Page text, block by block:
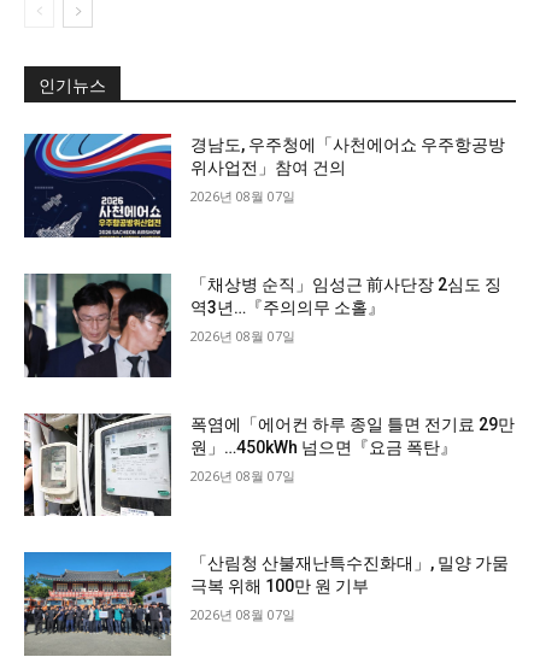
인기뉴스
경남도, 우주청에「사천에어쇼 우주항공방
위사업전」참여 건의
2026년 08월 07일
「채상병 순직」임성근 前사단장 2심도 징
역3년…『주의의무 소홀』
2026년 08월 07일
폭염에「에어컨 하루 종일 틀면 전기료 29만
원」…450kWh 넘으면『요금 폭탄』
2026년 08월 07일
「산림청 산불재난특수진화대」, 밀양 가뭄
극복 위해 100만 원 기부
2026년 08월 07일